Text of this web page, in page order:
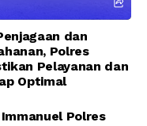
dan
Polres
Pelayanan dan
Optimal
Polres